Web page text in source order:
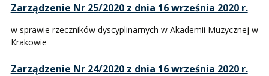
Zarządzenie Nr 25/2020 z dnia 16 września 2020 r.
w sprawie rzeczników dyscyplinarnych w Akademii Muzycznej w
Krakowie
Zarządzenie Nr 24/2020 z dnia 16 września 2020 r.